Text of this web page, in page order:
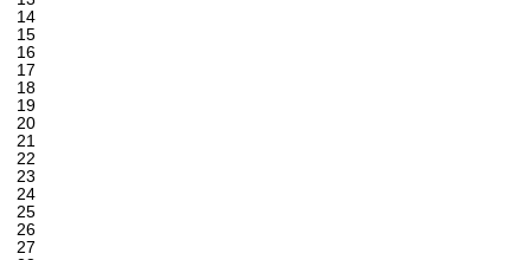
14
15
16
17
18
19
20
21
22
23
24
25
26
27